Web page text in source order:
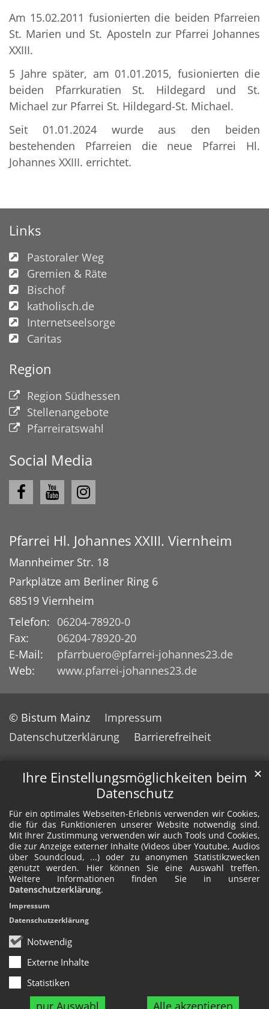
Ihre Einstellungsmöglichkeiten beim
Datenschutz
Für ein optimales Webseiten-Erlebnis verwenden wir Cookies,
die für das Funktionieren unserer Website notwendig sind.
Mit Ihrer Zustimmung verwenden wir auch Tools und Cookies,
die zur Anzeige externer Inhalte (Videos über Youtube, Audios
über Soundcloud, ...) oder zu anonymen Statistikzwecken
genutzt werden. Hier können Sie eine Auswahl treffen.
Weitere Informationen finden Sie in unserer
Datenschutzerklärung.
Notwendig
Externe Inhalte
Statistiken
nur Auswahl Alle akzeptieren
✕
Impressum
Datenschutzerklärung
Am 15.02.2011 fusionierten die beiden Pfarreien
St. Marien und St. Aposteln zur Pfarrei Johannes
XXIII.
5 Jahre später, am 01.01.2015, fusionierten die
beiden Pfarrkuratien St. Hildegard und St.
Michael zur Pfarrei St. Hildegard-St. Michael.
Seit 01.01.2024 wurde aus den beiden
bestehenden Pfarreien die neue Pfarrei Hl.
Johannes XXIII. errichtet.
Links
Pastoraler Weg
Gremien & Räte
Bischof
katholisch.de
Internetseelsorge
Caritas
Region
Region Südhessen
Stellenangebote
Pfarreiratswahl
Social Media
Pfarrei Hl. Johannes XXIII. Viernheim
Mannheimer Str. 18
Parkplätze am Berliner Ring 6
68519 Viernheim
Telefon: 06204-78920-0
Fax:
06204-78920-20
E-Mail:
pfarrbuero@pfarrei-johannes23.de
Web:
www.pfarrei-johannes23.de
© Bistum Mainz
Impressum
Datenschutzerklärung
Barrierefreiheit